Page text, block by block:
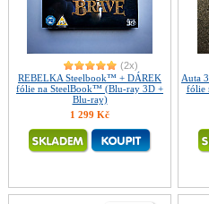
(2x)
REBELKA Steelbook™ + DÁREK
fólie na SteelBook™ (Blu-ray 3D +
Blu-ray)
1 299 Kč
Auta
fólie